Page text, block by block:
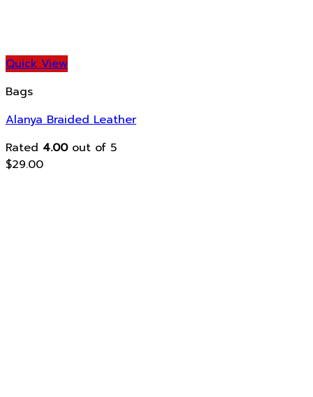
Quick View
Bags
Alanya Braided Leather
Rated 4.00out of 5
$29.00